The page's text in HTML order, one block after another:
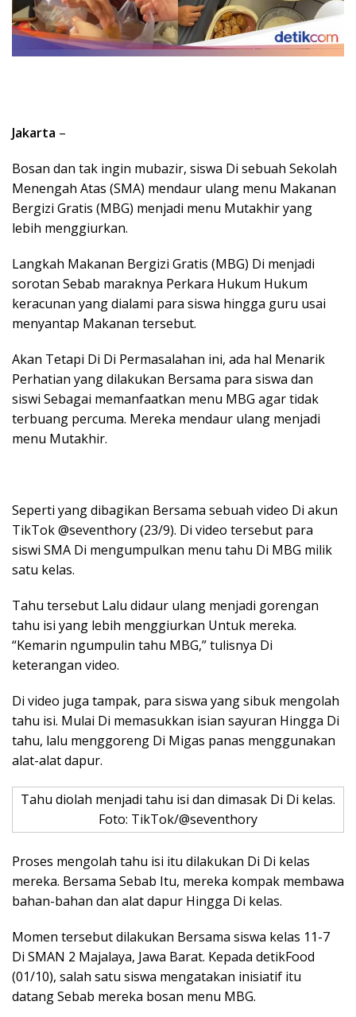
Jakarta –
Bosan dan tak ingin mubazir, siswa Di sebuah Sekolah
Menengah Atas (SMA) mendaur ulang menu Makanan
Bergizi Gratis (MBG) menjadi menu Mutakhir yang
lebih menggiurkan.
Langkah Makanan Bergizi Gratis (MBG) Di menjadi
sorotan Sebab maraknya Perkara Hukum Hukum
keracunan yang dialami para siswa hingga guru usai
menyantap Makanan tersebut.
Akan Tetapi Di Di Permasalahan ini, ada hal Menarik
Perhatian yang dilakukan Bersama para siswa dan
siswi Sebagai memanfaatkan menu MBG agar tidak
terbuang percuma. Mereka mendaur ulang menjadi
menu Mutakhir.
Seperti yang dibagikan Bersama sebuah video Di akun
TikTok @seventhory (23/9). Di video tersebut para
siswi SMA Di mengumpulkan menu tahu Di MBG milik
satu kelas.
Tahu tersebut Lalu didaur ulang menjadi gorengan
tahu isi yang lebih menggiurkan Untuk mereka.
“Kemarin ngumpulin tahu MBG,” tulisnya Di
keterangan video.
Di video juga tampak, para siswa yang sibuk mengolah
tahu isi. Mulai Di memasukkan isian sayuran Hingga Di
tahu, lalu menggoreng Di Migas panas menggunakan
alat-alat dapur.
Tahu diolah menjadi tahu isi dan dimasak Di Di kelas.
Foto: TikTok/@seventhory
Proses mengolah tahu isi itu dilakukan Di Di kelas
mereka. Bersama Sebab Itu, mereka kompak membawa
bahan-bahan dan alat dapur Hingga Di kelas.
Momen tersebut dilakukan Bersama siswa kelas 11-7
Di SMAN 2 Majalaya, Jawa Barat. Kepada detikFood
(01/10), salah satu siswa mengatakan inisiatif itu
datang Sebab mereka bosan menu MBG.